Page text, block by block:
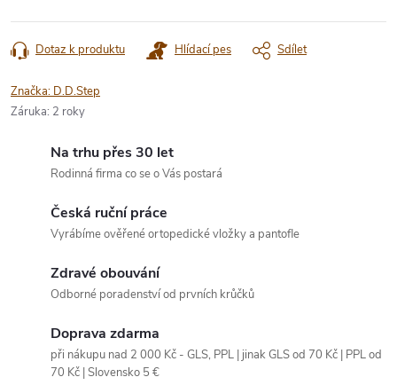
Dotaz k produktu Hlídací pes Sdílet
Značka: D.D.Step
Záruka: 2 roky
Na trhu přes 30 let
Rodinná firma co se o Vás postará
Česká ruční práce
Vyrábíme ověřené ortopedické vložky a pantofle
Zdravé obouvání
Odborné poradenství od prvních krůčků
Doprava zdarma
při nákupu nad 2 000 Kč - GLS, PPL | jinak GLS od 70 Kč | PPL od
70 Kč | Slovensko 5 €